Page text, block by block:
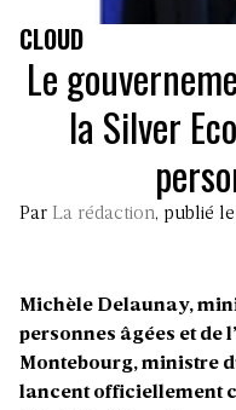
CLOUD
Le
la Silver
Par La rédaction, publié
Michèle Delaunay,
personnes âgées et de
Montebourg, ministre
lancent officiellement